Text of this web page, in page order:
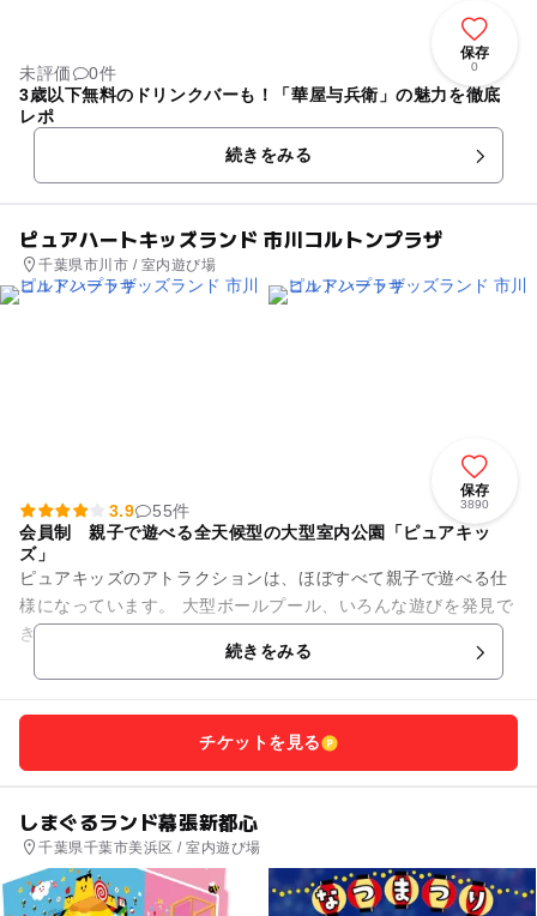
保存
0
未評価
0件
3歳以下無料のドリンクバーも！「華屋与兵衛」の魅力を徹底
レポ
続きをみる
ピュアハートキッズランド 市川コルトンプラザ
千葉県市川市 / 室内遊び場
保存
3890
3.9
55件
会員制 親子で遊べる全天候型の大型室内公園「ピュアキッ
ズ」
ピュアキッズのアトラクションは、ほぼすべて親子で遊べる仕
様になっています。 大型ボールプール、いろんな遊びを発見で
きるキッズタウン、約200着の衣装を用意したフォトスタジ
続きをみる
チケットを見る
しまぐるランド幕張新都心
千葉県千葉市美浜区 / 室内遊び場